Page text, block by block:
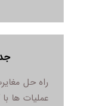
عمليات ها